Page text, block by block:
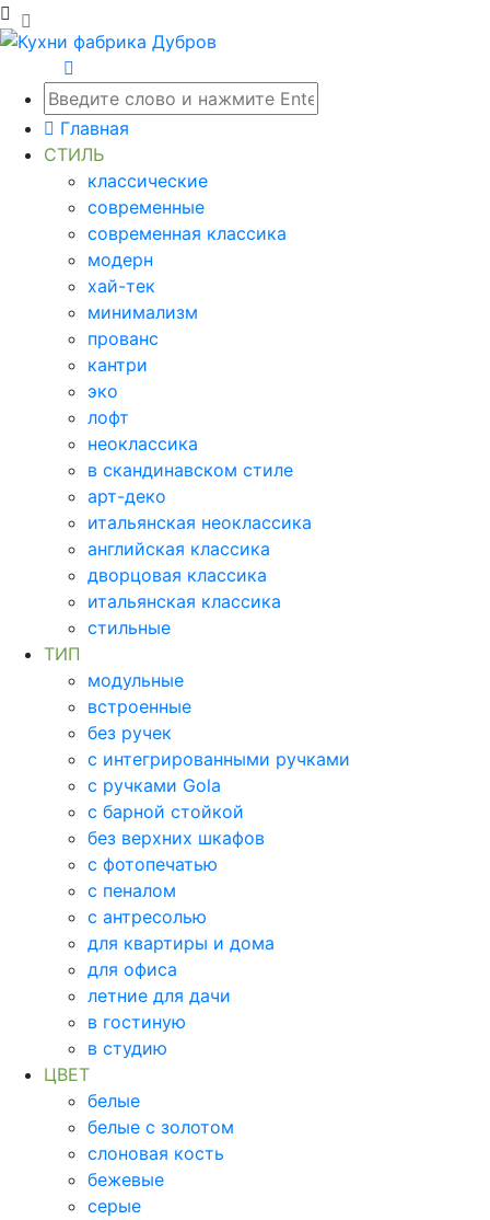
Главная
СТИЛЬ
классические
современные
современная классика
модерн
хай-тек
минимализм
прованс
кантри
эко
лофт
неоклассика
в скандинавском стиле
арт-деко
итальянская неоклассика
английская классика
дворцовая классика
итальянская классика
стильные
ТИП
модульные
встроенные
без ручек
с интегрированными ручками
с ручками Gola
с барной стойкой
без верхних шкафов
с фотопечатью
с пеналом
с антресолью
для квартиры и дома
для офиса
летние для дачи
в гостиную
в студию
ЦВЕТ
белые
белые с золотом
слоновая кость
бежевые
серые